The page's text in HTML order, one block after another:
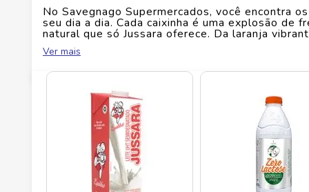
EAN 7896283800245
Id do produto
No Savegnago Supermercados, você encontra
seu dia a dia. Cada caixinha é uma explosão de
natural que só Jussara oferece. Da laranja
da qualidade. Perfeitos para o lanche das
casa. O Savegnago selecionou com cuidado
sempre abastecida com o melhor dos sucos.
se encontram para refrescar sua vida.
Ver mais